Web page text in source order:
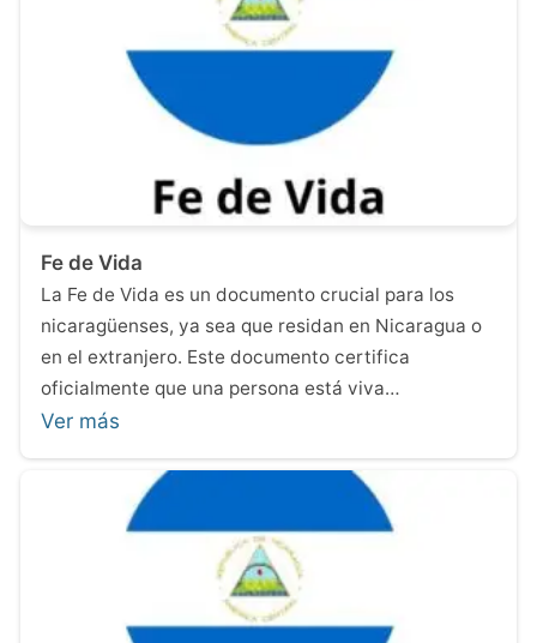
Fe de Vida
La Fe de Vida es un documento crucial para los
nicaragüenses, ya sea que residan en Nicaragua o
en el extranjero. Este documento certifica
oficialmente que una persona está viva…
Ver más